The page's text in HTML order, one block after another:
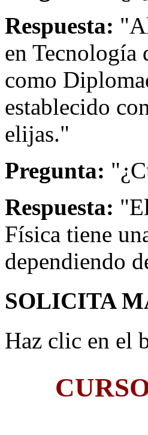
Respuesta:
en Tecnología
como
establecido
elijas."
Pregunta:
Respuesta:
Física tiene
dependiendo
SOLICITA
Haz clic en el